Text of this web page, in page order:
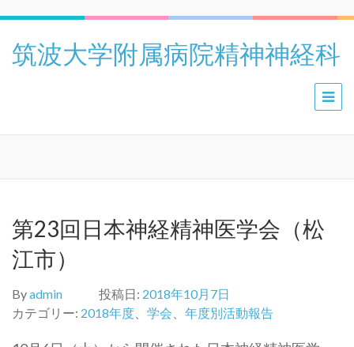
筑波大学附属病院精神神経科
第23回日本神経精神医学会（松
江市）
Byadmin 投稿日: 2018年10月7日
カテゴリー: 2018年度 学会 年度別活動報告